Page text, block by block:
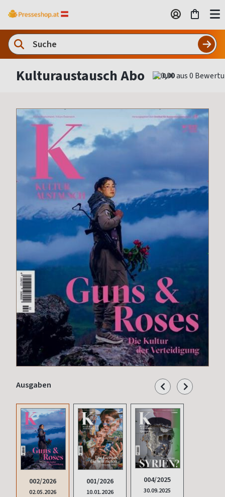
Kulturaustausch Abo 0,00
Ausgaben
002/2026
02.05.2026
001/2026
10.01.2026
004/2025
30.09.2025